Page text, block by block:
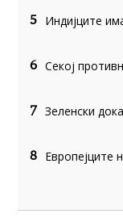
5 Индијците
6 Секој
7 Зеленски
8 Европејците